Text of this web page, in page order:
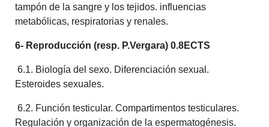
tampón de la sangre y los tejidos. influencias
metabólicas, respiratorias y renales.
6- Reproducción (resp. P.Vergara) 0.8ECTS
6.1. Biología del sexo. Diferenciación sexual.
Esteroides sexuales.
6.2. Función testicular. Compartimentos testiculares.
Regulación y organización de la espermatogénesis.